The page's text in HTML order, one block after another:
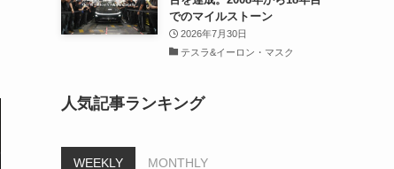
でのマイルストーン
2026年7月30日
テスラ&イーロン・マスク
人気記事ランキング
WEEKLY MONTHLY